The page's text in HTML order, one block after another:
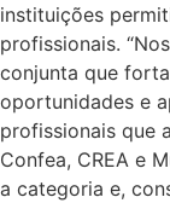
instituições
profissionais.
conjunta que
oportunidades e
profissionais que
Confea, CREA e
a categoria e,